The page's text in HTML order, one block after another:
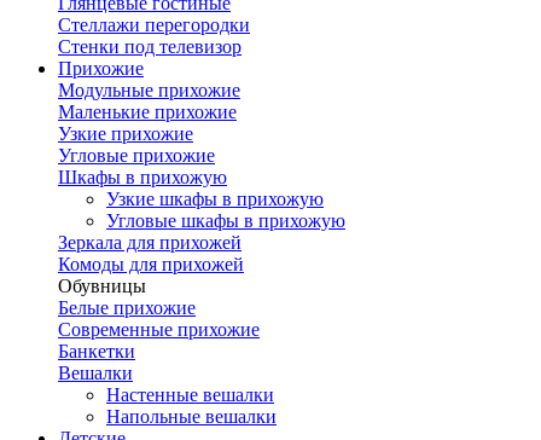
Стеллажи перегородки
Стенки под телевизор
Прихожие
Модульные прихожие
Маленькие прихожие
Узкие прихожие
Угловые прихожие
Шкафы в прихожую
Узкие шкафы в прихожую
Угловые шкафы в прихожую
Зеркала для прихожей
Комоды для прихожей
Обувницы
Белые прихожие
Современные прихожие
Банкетки
Вешалки
Настенные вешалки
Напольные вешалки